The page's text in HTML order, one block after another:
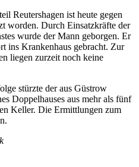
Reutershagen ist heute gegen
worden. Durch Einsatzkräfte der
wurde der Mann geborgen. Er
ins Krankenhaus gebracht. Zur
liegen zurzeit noch keine
stürzte der aus Güstrow
Doppelhauses aus mehr als fünf
Keller. Die Ermittlungen zum